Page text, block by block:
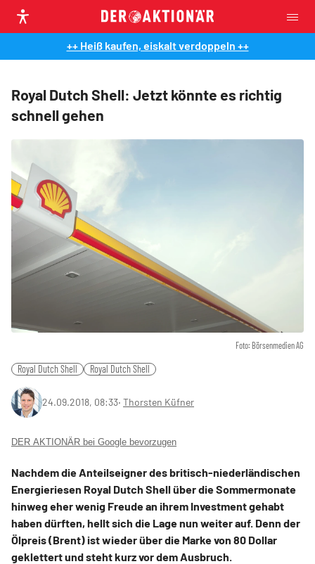
++ Heiß kaufen, eiskalt verdoppeln ++
Royal Dutch Shell: Jetzt könnte es richtig
schnell gehen
Foto: Börsenmedien AG
Royal Dutch Shell Royal Dutch Shell
24.09.2018, 08:33‧ Thorsten Küfner
DER AKTIONÄR bei Google bevorzugen
Nachdem die Anteilseigner des britisch-niederländischen
Energieriesen Royal Dutch Shell über die Sommermonate
hinweg eher wenig Freude an ihrem Investment gehabt
haben dürften, hellt sich die Lage nun weiter auf. Denn der
Ölpreis (Brent) ist wieder über die Marke von 80 Dollar
geklettert und steht kurz vor dem Ausbruch.